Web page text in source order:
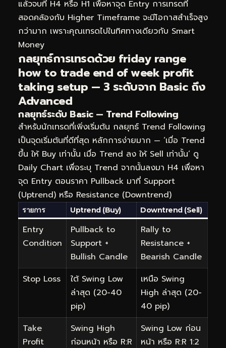
แล้วจบที่ H4 หรือ H1 เพื่อหาจุด Entry การเทรดที่
สอดคล้องกับ Higher Timeframe จะมีโอกาสสำเร็จสูง
กว่ามาก เพราะคุณเทรดไปในทิศทางเดียวกับ Smart
Money
กลยุทธ์การเทรดด้วย friday range
how to trade end of week profit
taking setup — 3 ระดับจาก Basic ถึง
Advanced
กลยุทธ์ระดับ Basic — Trend Following
สำหรับนักเทรดที่เพิ่งเริ่มต้น กลยุทธ์ Trend Following
เป็นจุดเริ่มต้นที่ดีที่สุด หลักการง่ายมาก — ‘เมื่อ Trend
ขึ้น ให้ Buy เท่านั้น เมื่อ Trend ลง ให้ Sell เท่านั้น’ ดู
Daily Chart เพื่อระบุ Trend จากนั้นลงมา H4 เพื่อหา
จุด Entry ตอนราคา Pullback มาที่ Support
(Uptrend) หรือ Resistance (Downtrend)
รายการ Uptrend (Buy) Downtrend (Sell)
Entry
Condition
Pullback to
Support +
Bullish Candle
Rally to
Resistance +
Bearish Candle
Stop Loss
ใต้ Swing Low
ล่าสุด (20-40
pip)
เหนือ Swing
High ล่าสุด (20-
40 pip)
Take
Profit
Swing High
ก่อนหน้า หรือ R:R
Swing Low ก่อน
หน้า หรือ R:R 1:2